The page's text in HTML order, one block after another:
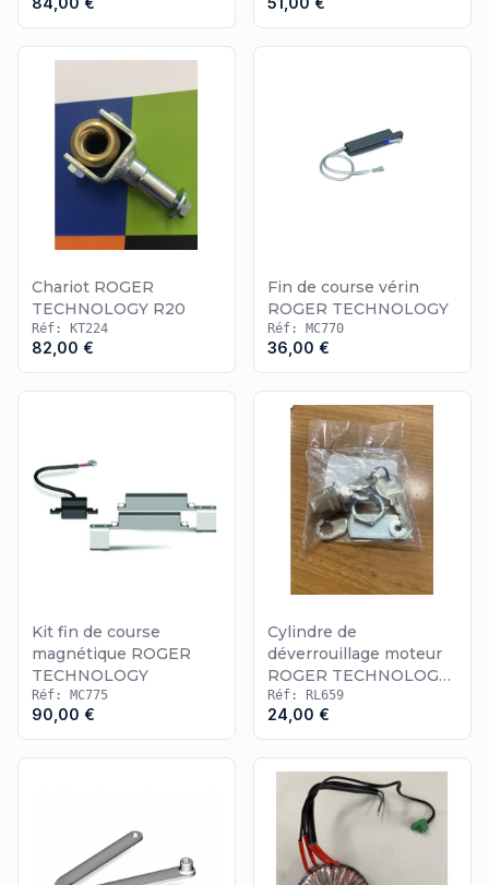
articles SAV présents dans de multiples sections, comme celle
Chariot ROGER
TECHNOLOGY R20
Réf: KT224
82,00 €
Fin de course vérin
ROGER TECHNOLOGY
Réf: MC770
36,00 €
Kit fin de course
magnétique ROGER
TECHNOLOGY
Réf: MC775
90,00 €
Cylindre de
déverrouillage moteur
ROGER TECHNOLOGY
R23
Réf: RL659
24,00 €